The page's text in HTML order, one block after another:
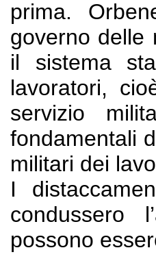
prima.
governo delle
il sistema
lavoratori,
servizio
fondamentali
militari dei
I
condussero
possono